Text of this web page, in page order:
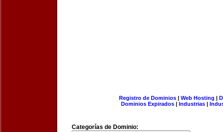
Registro de Dominios| Web Hosting |
Dominios Expirados | Industrias |
Categorías de Dominio: